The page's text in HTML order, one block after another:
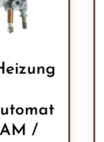
/